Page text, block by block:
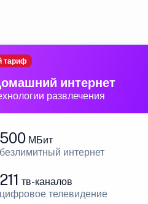
интернет
развлечения
тариф
500 МБит
безлимитный интернет
211 тв-каналов
цифровое телевидение